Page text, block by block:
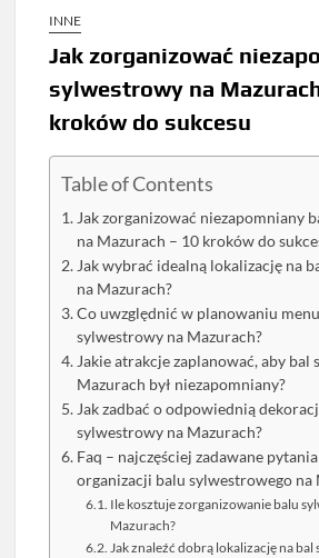
INNE
Jak zorganizować
sylwestrowy na
kroków do sukcesu
Table of Contents
Jak zorganizować niezapomniany
na Mazurach – 10 kroków do
Jak wybrać idealną lokalizację na
na Mazurach?
Co uwzględnić w planowaniu
sylwestrowy na Mazurach?
Jakie atrakcje zaplanować, aby bal
Mazurach był niezapomniany?
Jak zadbać o odpowiednią
sylwestrowy na Mazurach?
Faq – najczęściej zadawane
organizacji balu sylwestrowego na
Ile kosztuje zorganizowanie balu
Mazurach?
Jak znaleźć dobrą lokalizację na bal